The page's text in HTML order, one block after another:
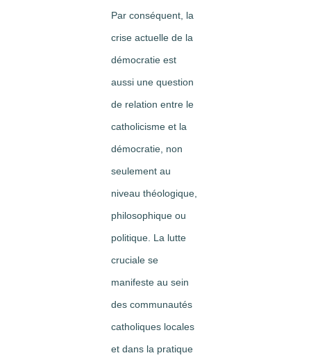
Par conséquent, la
crise actuelle de la
démocratie est
aussi une question
de relation entre le
catholicisme et la
démocratie, non
seulement au
niveau théologique,
philosophique ou
politique. La lutte
cruciale se
manifeste au sein
des communautés
catholiques locales
et dans la pratique